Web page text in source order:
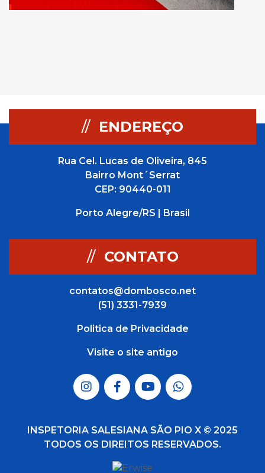
// ENDEREÇO
Rua Cel. Lucas de Oliveira, 845
Bairro Mont´Serrat
CEP: 90440-011
Porto Alegre/RS | Brasil
// CONTATO
contatos@dombosco.net
(51) 3331-7939
Politica de Privacidade
Visite o site antigo
INSPETORIA SALESIANA SÃO PIO X © 2025
TODOS OS DIREITOS RESERVADOS.